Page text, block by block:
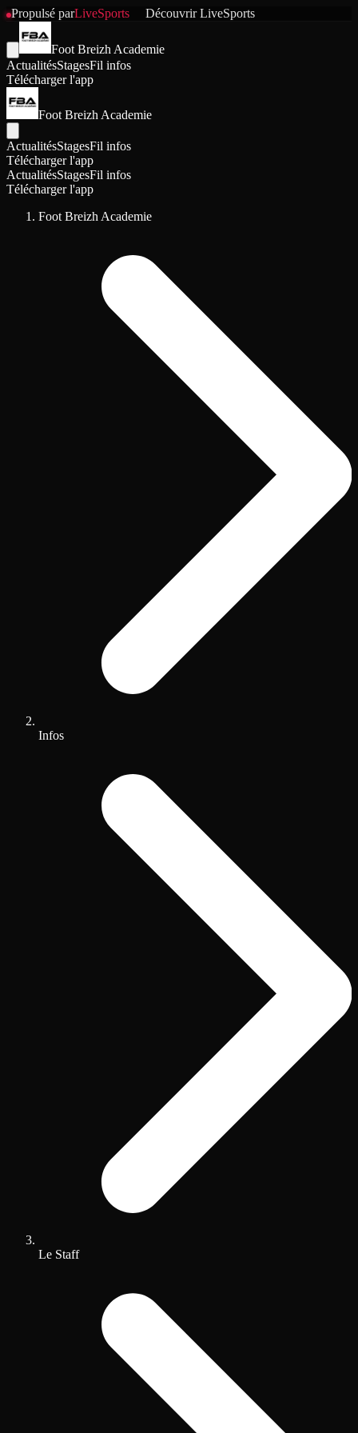
Propulsé parLiveSports DécouvrirLiveSports
Foot Breizh Academie
ActualitésStagesFil infos
Télécharger l'app
Foot Breizh Academie
ActualitésStagesFil infos
Télécharger l'app
ActualitésStagesFil infos
Télécharger l'app
Foot Breizh Academie
Infos
Le Staff